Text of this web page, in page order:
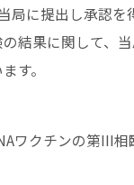
局に提出し承認を
結果に関して、
す。
ワクチンの第III